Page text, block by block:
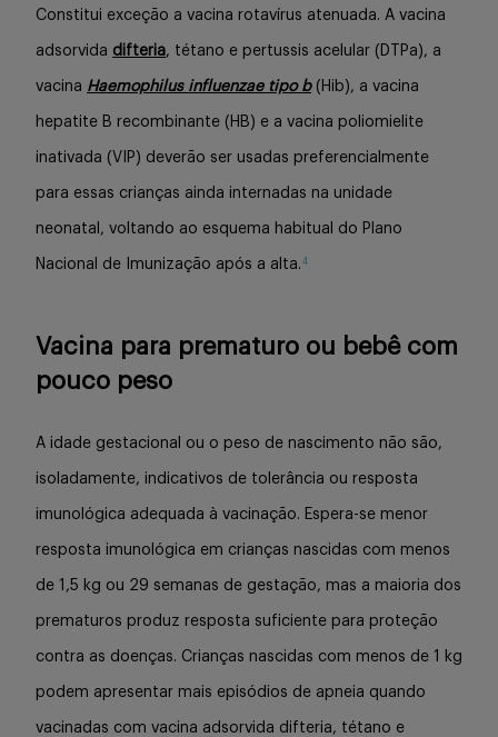
Constitui exceção a vacina rotavírus atenuada. A vacina
adsorvida difteria, tétano e pertussis acelular (DTPa), a
vacina Haemophilus influenzae tipo b(Hib), a vacina
hepatite B recombinante (HB) e a vacina poliomielite
inativada (VIP) deverão ser usadas preferencialmente
para essas crianças ainda internadas na unidade
neonatal, voltando ao esquema habitual do Plano
Nacional de Imunização após a alta. 4
Vacina para prematuro ou bebê com
pouco peso
A idade gestacional ou o peso de nascimento não são,
isoladamente, indicativos de tolerância ou resposta
imunológica adequada à vacinação. Espera-se menor
resposta imunológica em crianças nascidas com menos
de 1,5 kg ou 29 semanas de gestação, mas a maioria dos
prematuros produz resposta suficiente para proteção
contra as doenças. Crianças nascidas com menos de 1 kg
podem apresentar mais episódios de apneia quando
vacinadas com vacina adsorvida difteria, tétano e